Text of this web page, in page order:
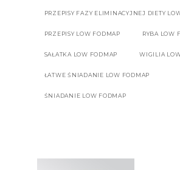
PRZEPISY FAZY ELIMINACYJNEJ DIETY
PRZEPISY LOW FODMAP RYBA LOW
SAŁATKA LOW FODMAP WIGILIA
ŁATWE ŚNIADANIE LOW FODMAP
ŚNIADANIE LOW FODMAP